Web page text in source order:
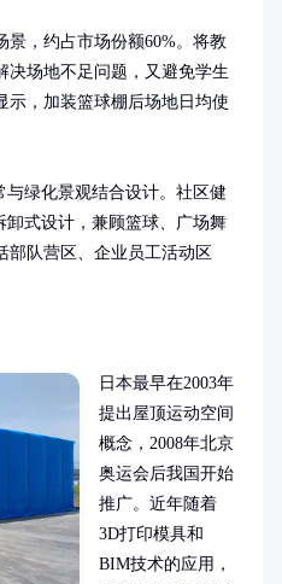
，约占市场份额60%。将教
决场地不足问题，又避免学生
示，加装篮球棚后场地日均使
绿化景观结合设计。社区健
卸式设计，兼顾篮球、广场舞
部队营区、企业员工活动区
日本最早在2003年
提出屋顶运动空间
概念，2008年北京
奥运会后我国开始
推广。近年随着
3D打印模具和
BIM技术的应用，